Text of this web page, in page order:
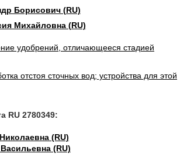
Борисович (RU)
Михайловна (RU)
удобрений, отличающееся стадией
отстоя сточных вод; устройства для этой
RU 2780349:
(RU)
(RU)